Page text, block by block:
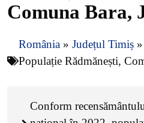
Comuna Bara,
România » Județul Timiș »
Populație Rădmănești,
Conform